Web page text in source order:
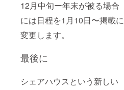
12月中旬ー年末が被る場合
には日程を1月10日〜掲載に
変更します。
最後に
シェアハウスという新しい